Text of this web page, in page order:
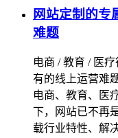
网站定制的专
难题
电商 / 教育 / 医
有的线上运营难
电商、教育、医
下，网站已不再
载行业特性、解